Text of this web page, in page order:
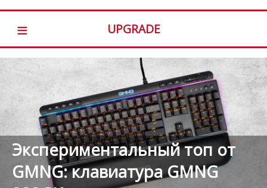
≡ UPGRADE
Экспериментальный топ от
GMNG: клавиатура GMNG